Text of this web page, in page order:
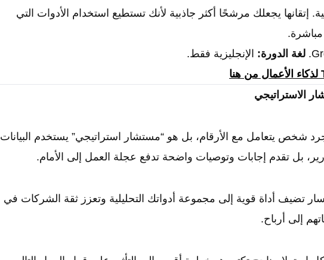
إتقانها يجعلك مرشحًا أكثر جاذبية لأنك تستطيع استخدام الأدوات التي
لغة الدورة: الإنجليزية فقط.
الاستراتيجي
شخص يتعامل مع الأرقام، بل هو “مستشار استراتيجي” يستخدم البيانات
بل تقدم إجابات وتوصيات واضحة تدفع عجلة العمل إلى الأمام.
تضيف أداة قوية إلى مجموعة أدواتك التحليلية وتعزز ثقة الشركات في
إلى أرباح.